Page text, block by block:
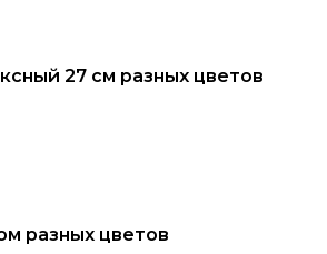
27 см разных цветов
разных цветов